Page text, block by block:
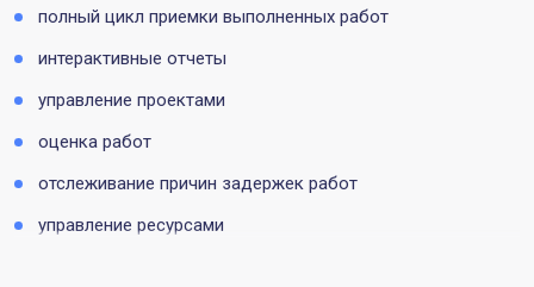
полный цикл приемки выполненных работ
интерактивные отчеты
управление проектами
оценка работ
отслеживание причин задержек работ
управление ресурсами